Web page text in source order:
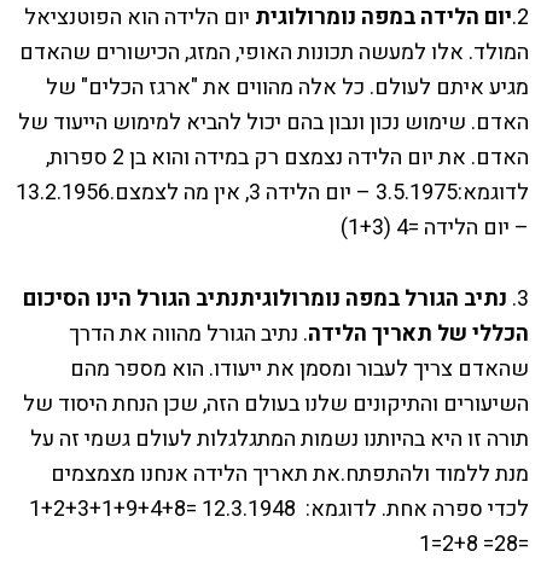
2. יום הלידה במפה נומרולוגית יום הלידה הוא הפוטנציאל
המולד. אלו למעשה תכונות האופי, המזג, הכישורים שהאדם
מגיע איתם לעולם. כל אלה מהווים את "ארגז הכלים" של
האדם. שימוש נכון ונבון בהם יכול להביא למימוש הייעוד של
האדם. את יום הלידה נצמצם רק במידה והוא בן 2 ספרות,
לדוגמא:3.5.1975 – יום הלידה 3, אין מה לצמצם.13.2.1956
– יום הלידה =4 (1+3)
3. נתיב הגורל במפה נומרולוגיתנתיב הגורל הינו הסיכום
הכללי של תאריך הלידה. נתיב הגורל מהווה את הדרך
שהאדם צריך לעבור ומסמן את ייעודו. הוא מספר מהם
השיעורים והתיקונים שלנו בעולם הזה, שכן הנחת היסוד של
תורה זו היא בהיותנו נשמות המתגלגלות לעולם גשמי זה על
מנת ללמוד ולהתפתח.את תאריך הלידה אנחנו מצמצמים
לכדי ספרה אחת. לדוגמא: 12.3.1948 =1+2+3+1+9+4+8
=28= 2+8=1